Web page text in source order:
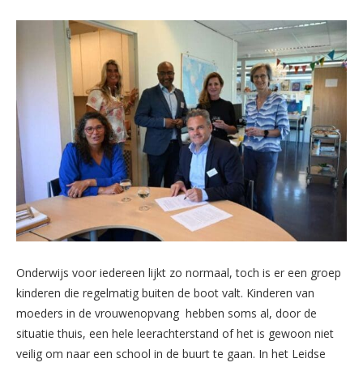
Onderwijs voor iedereen lijkt zo normaal, toch is er een groep
kinderen die regelmatig buiten de boot valt. Kinderen van
moeders in de vrouwenopvang hebben soms al, door de
situatie thuis, een hele leerachterstand of het is gewoon niet
veilig om naar een school in de buurt te gaan. In het Leidse